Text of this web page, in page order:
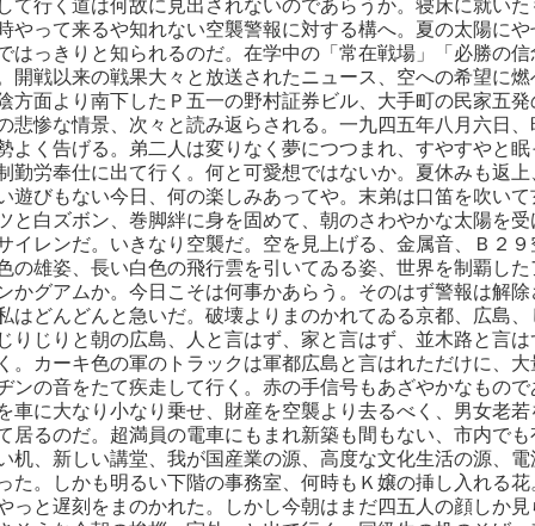
て行く道は何故に見出されないのであらうか。寝床に就い
やって来るや知れない空襲警報に対する構へ。夏の太陽に
はっきりと知られるのだ。在学中の「常在戦場」「必勝の
開戦以来の戦果大々と放送されたニュース、空への希望に
方面より南下したＰ五一の野村証券ビル、大手町の民家五
悲惨な情景、次々と読み返らされる。一九四五年八月六日
よく告げる。弟二人は変りなく夢につつまれ、すやすやと
勤労奉仕に出て行く。何と可愛想ではないか。夏休みも返
遊びもない今日、何の楽しみあってや。末弟は口笛を吹い
と白ズボン、巻脚絆に身を固めて、朝のさわやかな太陽を
イレンだ。いきなり空襲だ。空を見上げる、金属音、Ｂ２
の雄姿、長い白色の飛行雲を引いてゐる姿、世界を制覇し
かグアムか。今日こそは何事かあらう。そのはず警報は解
はどんどんと急いだ。破壊よりまのかれてゐる京都、広島
りじりと朝の広島、人と言はず、家と言はず、並木路と言
。カーキ色の軍のトラックは軍都広島と言はれただけに、
ンの音をたて疾走して行く。赤の手信号もあざやかなもの
車に大なり小なり乗せ、財産を空襲より去るべく、男女老
居るのだ。超満員の電車にもまれ新築も間もない、市内で
机、新しい講堂、我が国産業の源、高度な文化生活の源、
た。しかも明るい下階の事務室、何時もＫ嬢の挿し入れる
っと遅刻をまのかれた。しかし今朝はまだ四五人の顔しか